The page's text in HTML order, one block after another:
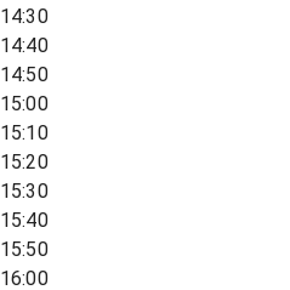
14:30
14:40
14:50
15:00
15:10
15:20
15:30
15:40
15:50
16:00